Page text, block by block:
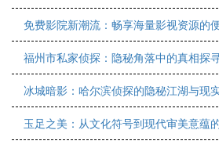
免费影院新潮流：畅享海量影视资源的
福州市私家侦探：隐秘角落中的真相探
冰城暗影：哈尔滨侦探的隐秘江湖与现
玉足之美：从文化符号到现代审美意蕴